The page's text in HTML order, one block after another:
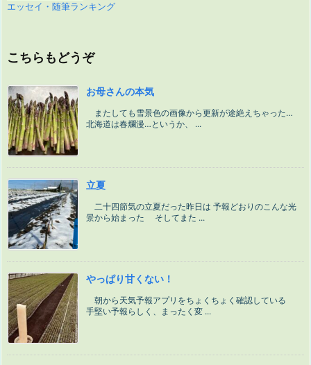
エッセイ・随筆ランキング
こちらもどうぞ
お母さんの本気
またしても雪景色の画像から更新が途絶えちゃった…
北海道は春爛漫…というか、 ...
立夏
二十四節気の立夏だった昨日は 予報どおりのこんな光
景から始まった そしてまた ...
やっぱり甘くない！
朝から天気予報アプリをちょくちょく確認している
手堅い予報らしく、まったく変 ...